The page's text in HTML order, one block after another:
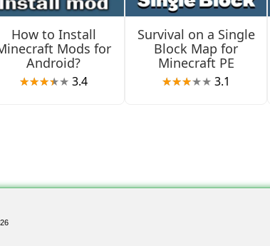
резервную копию миров перед установкой
включая беты и превью посети страницуверсий
26.21 Hotfix Changelog
How to Install
Mods for
Android?
3.4
Survival on a Single
Block Map for
Minecraft PE
3.1